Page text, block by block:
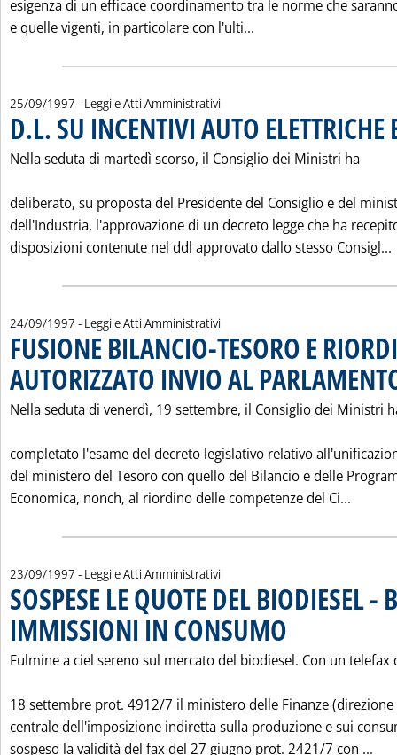
esigenza di un efficace coordinamento tra le norme che
e quelle vigenti, in particolare con l'ulti...
25/09/1997 - Leggi e Atti Amministrativi
D.L. SU INCENTIVI AUTO ELETTRICHE
Nella seduta di martedì scorso, il Consiglio dei Ministri ha
deliberato, su proposta del Presidente del Consiglio e del
dell'Industria, l'approvazione di un decreto legge che ha
disposizioni contenute nel ddl approvato dallo stesso Consigl...
24/09/1997 - Leggi e Atti Amministrativi
FUSIONE BILANCIO-TESORO E
AUTORIZZATO INVIO AL
Nella seduta di venerdì, 19 settembre, il Consiglio dei Ministri
completato l'esame del decreto legislativo relativo
del ministero del Tesoro con quello del Bilancio e delle
Economica, nonch‚ al riordino delle competenze del Ci...
23/09/1997 - Leggi e Atti Amministrativi
SOSPESE LE QUOTE DEL BIODIESEL -
IMMISSIONI IN CONSUMO
Fulmine a ciel sereno sul mercato del biodiesel. Con un telefax
18 settembre prot. 4912/7 il ministero delle Finanze (direzione
centrale dell'imposizione indiretta sulla produzione e sui
sospeso la validità del fax del 27 giugno prot. 2421/7 con ...